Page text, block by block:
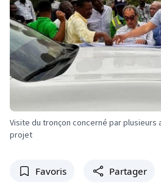
Visite du tronçon concerné par plusieurs
projet
Favoris Partager